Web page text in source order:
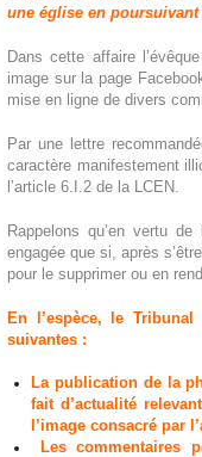
une église en poursuivant
Dans cette affaire
image sur la page
mise en ligne de divers
Par une lettre
caractère manifestement
l’article 6.I.2 de la LCEN.
Rappelons qu’en vertu
engagée que si, après
pour le supprimer ou en
En l’espèce, le
suivantes :
La publication de la
fait d’actualité
l’image consacré par
Les commentaires